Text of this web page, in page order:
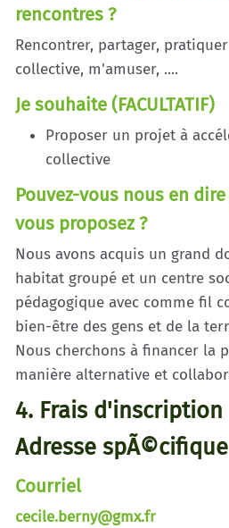
rencontres ?
Rencontrer, partager,
collective, m'amuser, ....
Je souhaite (FACULTATIF)
Proposer un projet à
collective
Pouvez-vous nous en
vous proposez ?
Nous avons acquis un grand
habitat groupé et un centre
pédagogique avec comme fil
bien-être des gens et de la
Nous cherchons à financer la
manière alternative et
4. Frais d'inscription
Adresse
Courriel
cecile.berny@gmx.fr